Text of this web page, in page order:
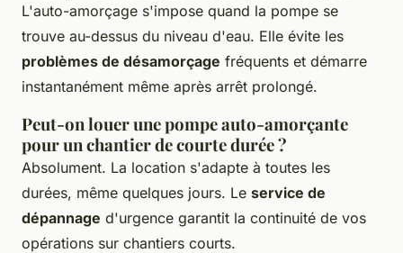
L'auto-amorçage s'impose quand la pompe se
trouve au-dessus du niveau d'eau. Elle évite les
problèmes de désamorçage fréquents et démarre
instantanément même après arrêt prolongé.
Peut-on louer une pompe auto-amorçante
pour un chantier de courte durée ?
Absolument. La location s'adapte à toutes les
durées, même quelques jours. Le service de
dépannage d'urgence garantit la continuité de vos
opérations sur chantiers courts.